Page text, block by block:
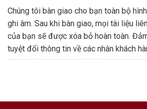
Chúng tôi bàn giao cho bạn toàn bộ
ghi âm. Sau khi bàn giao, mọi tài liệu
của bạn sẽ được xóa bỏ hoàn toàn.
tuyệt đối thông tin về các nhân khách